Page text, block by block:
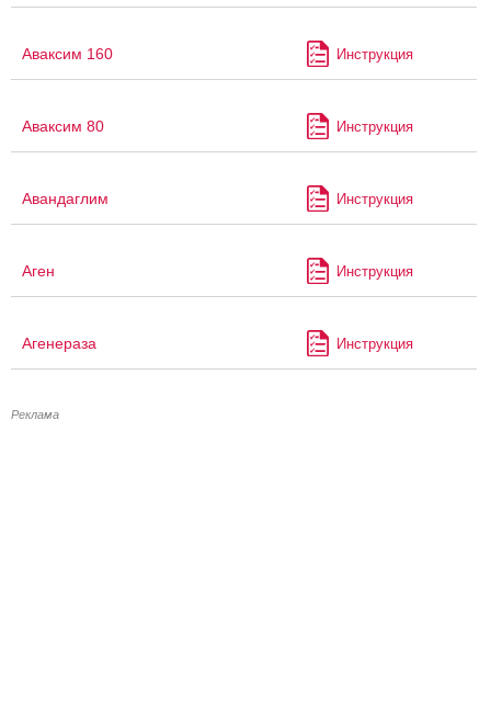
Аваксим 160 Инструкция
Аваксим 80 Инструкция
Авандаглим Инструкция
Аген Инструкция
Агенераза Инструкция
Реклама